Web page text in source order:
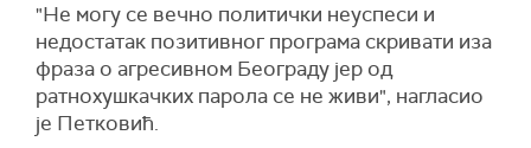
"Не могу се вечно политички неуспеси и
недостатак позитивног програма скривати иза
фраза о агресивном Београду јер од
ратнохушкачких парола се не живи", нагласио
је Петковић.